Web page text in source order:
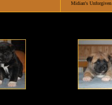
Midian's Unforgiven